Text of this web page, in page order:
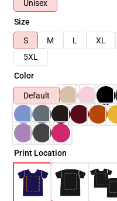
Unisex
Size
S
M L XL
5XL
Color
Default
Print Location